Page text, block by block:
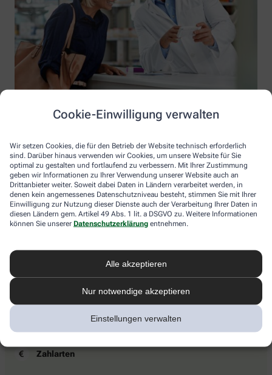
Cookie-Einwilligung verwalten
Wir setzen Cookies, die für den Betrieb der Website technisch erforderlich
sind. Darüber hinaus verwenden wir Cookies, um unsere Website für Sie
optimal zu gestalten und fortlaufend zu verbessern. Mit Ihrer Zustimmung
geben wir Informationen zu Ihrer Verwendung unserer Website auch an
Drittanbieter weiter. Soweit dabei Daten in Ländern verarbeitet werden, in
denen kein angemessenes Datenschutzniveau besteht, stimmen Sie mit Ihrer
Einwilligung zur Nutzung dieser Dienste auch der Verarbeitung Ihrer Daten in
diesen Ländern gem. Artikel 49 Abs. 1 lit. a DSGVO zu. Weitere Informationen
können Sie unserer Datenschutzerklärung entnehmen.
Alle akzeptieren
Nur notwendige akzeptieren
Einstellungen verwalten
Information der Marien Apotheke
Marien Apotheke
68642 Bürstadt
Kontaktieren Sie uns direkt.
Zahlarten